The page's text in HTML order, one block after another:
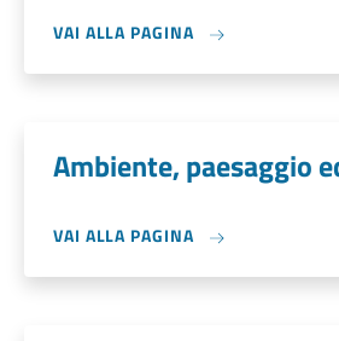
VAI ALLA PAGINA
Ambiente, paesaggio
VAI ALLA PAGINA